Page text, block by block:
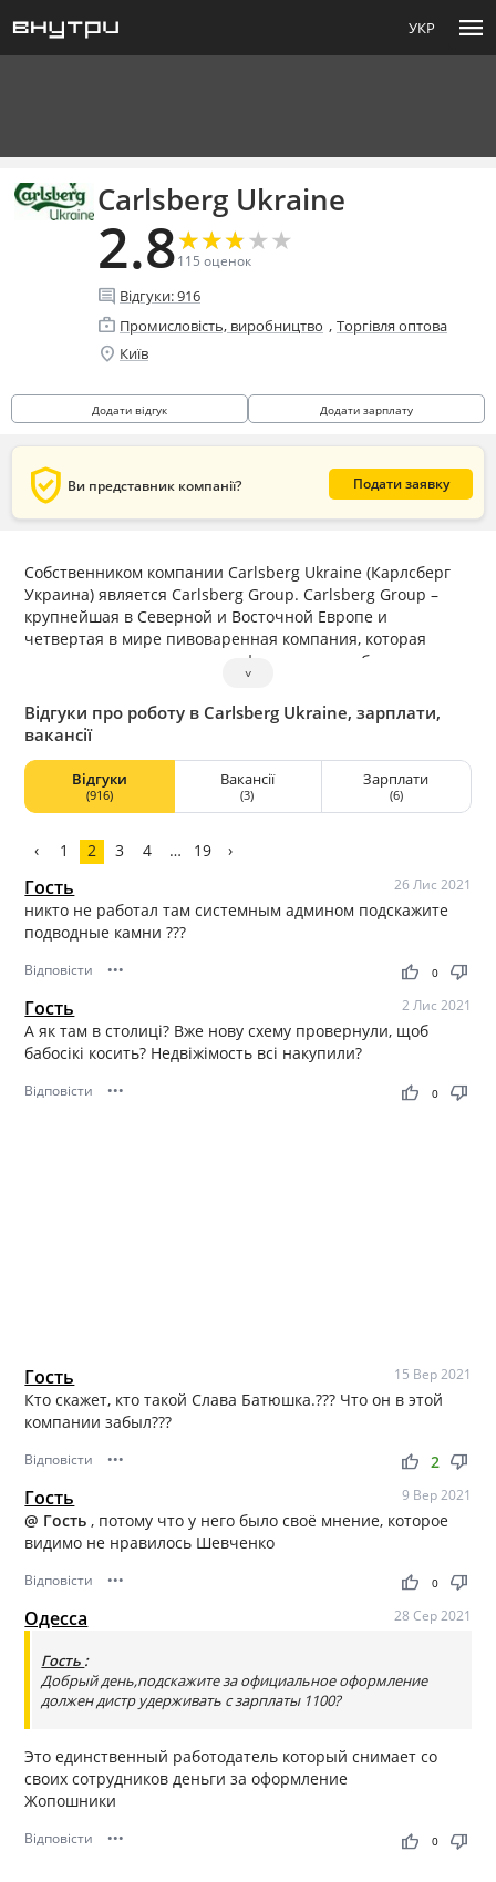
УКР menu
Carlsberg Ukraine
2.8★
★★
★★
★★
★★
★
115 оценок
comment Відгуки:916
enterprise Промисловість, виробництво , Торгівля оптова
location_on Київ
Додати відгук Додати зарплату
verified_user Ви представник компанії? Подати заявку
Собственником компании Carlsberg Ukraine (Карлсберг
Украина) является Carlsberg Group. Carlsberg Group –
крупнейшая в Северной и Восточной Европе и
четвертая в мире пивоваренная компания, которая
владеет значительным портфелем пивных брендов и
брендов безалкогольных напитков. Флагманский бренд –
Carlsberg – является одним из самых известных пивных
брендов в мире, а бренды «Балтика», Carlsberg и Tuborg
˅
Відгуки про роботу в Carlsberg Ukraine, зарплати,
вакансії
Відгуки
(916)
Вакансії
(3)
Зарплати
(6)
‹ 1 2 3 4 … 19 ›
Гость 26 Лис 2021
никто не работал там системным админом подскажите
подводные камни ???
Відповісти ••• thumb_up thumb_down
0
Гость 2 Лис 2021
А як там в столиці? Вже нову схему провернули, щоб
бабосікі косить? Недвіжімость всі накупили?
Відповісти ••• thumb_up thumb_down
0
Гость 15 Вер 2021
Кто скажет, кто такой Слава Батюшка.??? Что он в этой
компании забыл???
Відповісти ••• thumb_up thumb_down
2
Гость 9 Вер 2021
@ Гость, потому что у него было своё мнение, которое
видимо не нравилось Шевченко
Відповісти ••• thumb_up thumb_down
0
Одесса 28 Сер 2021
Гость :
Добрый день,подскажите за официальное оформление
должен дистр удерживать с зарплаты 1100?
Это единственный работодатель который снимает со
своих сотрудников деньги за оформление
Жопошники
Відповісти ••• thumb_up thumb_down
0